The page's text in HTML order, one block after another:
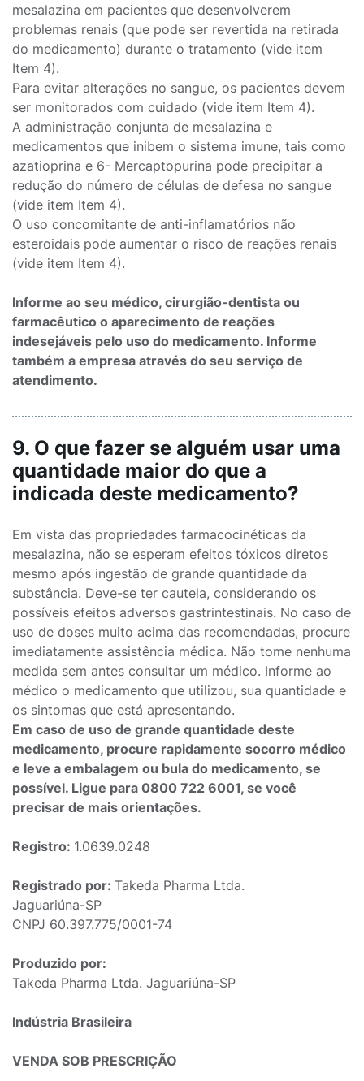
mesalazina em pacientes que desenvolverem
problemas renais (que pode ser revertida na retirada
do medicamento) durante o tratamento (vide item
Item 4).
Para evitar alterações no sangue, os pacientes devem
ser monitorados com cuidado (vide item Item 4).
A administração conjunta de mesalazina e
medicamentos que inibem o sistema imune, tais como
azatioprina e 6- Mercaptopurina pode precipitar a
redução do número de células de defesa no sangue
(vide item Item 4).
O uso concomitante de anti-inflamatórios não
esteroidais pode aumentar o risco de reações renais
(vide item Item 4).
Informe ao seu médico, cirurgião-dentista ou
farmacêutico o aparecimento de reações
indesejáveis pelo uso do medicamento. Informe
também a empresa através do seu serviço de
atendimento.
9. O que fazer se alguém usar uma
quantidade maior do que a
indicada deste medicamento?
Em vista das propriedades farmacocinéticas da
mesalazina, não se esperam efeitos tóxicos diretos
mesmo após ingestão de grande quantidade da
substância. Deve-se ter cautela, considerando os
possíveis efeitos adversos gastrintestinais. No caso de
uso de doses muito acima das recomendadas, procure
imediatamente assistência médica. Não tome nenhuma
medida sem antes consultar um médico. Informe ao
médico o medicamento que utilizou, sua quantidade e
os sintomas que está apresentando.
Em caso de uso de grande quantidade deste
medicamento, procure rapidamente socorro médico
e leve a embalagem ou bula do medicamento, se
possível. Ligue para 0800 722 6001, se você
precisar de mais orientações.
Registro: 1.0639.0248
Registrado por: Takeda Pharma Ltda.
Jaguariúna-SP
CNPJ 60.397.775/0001-74
Produzido por:
Takeda Pharma Ltda. Jaguariúna-SP
Indústria Brasileira
VENDA SOB PRESCRIÇÃO